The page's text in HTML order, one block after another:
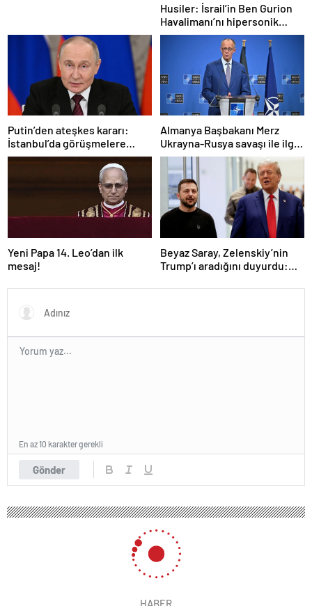
Husiler: İsrail’in Ben Gurion
Havalimanı’nı hipersonik
füzeyle hedef aldık
Putin’den ateşkes kararı:
İstanbul’da görüşmelere
başlamayı öneriyoruz
Almanya Başbakanı Merz
Ukrayna-Rusya savaşı ile ilgili
konuştu: “Top Moskova’nın
sahasında”
Yeni Papa 14. Leo’dan ilk
mesaj!
Beyaz Saray, Zelenskiy’nin
Trump’ı aradığını duyurdu:
oldu”
Gönder
En az 10 karakter gerekli
HABER